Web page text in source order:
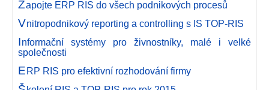
Zapojte ERP RIS do všech podnikových procesů
Vnitropodnikový reporting a controlling s IS TOP-RIS
Informační systémy pro živnostníky, malé i velké
společnosti
ERP RIS pro efektivní rozhodování firmy